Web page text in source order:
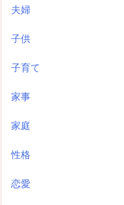
夫婦
子供
子育て
家事
家庭
性格
恋愛